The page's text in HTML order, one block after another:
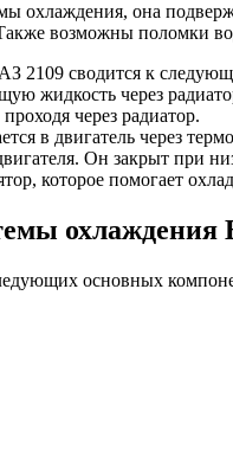
охлаждения, она
возможны поломки
2109 сводится к
жидкость через
через радиатор.
в двигатель через
Он закрыт при
которое помогает
охлаждения
основных